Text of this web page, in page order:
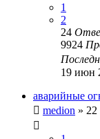
1
2
24
9924
19 июн
аварийные
medion » 22